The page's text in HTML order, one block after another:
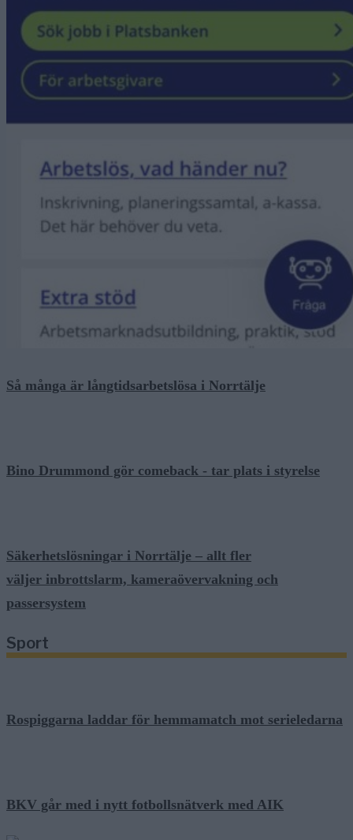
Så många är långtidsarbetslösa i Norrtälje
Bino Drummond gör comeback - tar plats i styrelse
Säkerhetslösningar i Norrtälje – allt fler
väljer inbrottslarm, kameraövervakning och
passersystem
Sport
Rospiggarna laddar för hemmamatch mot serieledarna
BKV går med i nytt fotbollsnätverk med AIK